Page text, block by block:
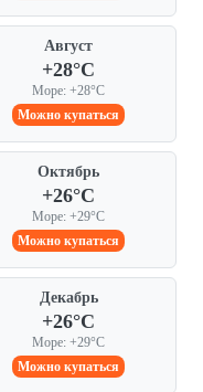
Август
+28°C
Море: +28°C
Можно купаться
Октябрь
+26°C
Море: +29°C
Можно купаться
Декабрь
+26°C
Море: +29°C
Можно купаться